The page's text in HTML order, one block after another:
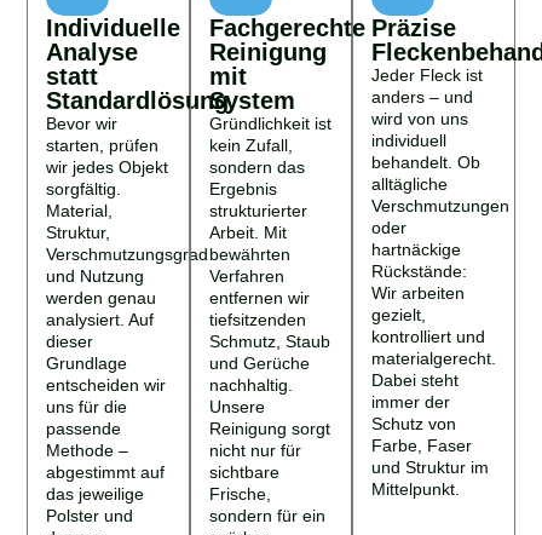
Individuelle
Analyse
statt
Standardlösung
Bevor wir
starten, prüfen
wir jedes Objekt
sorgfältig.
Material,
Struktur,
Verschmutzungsgrad
und Nutzung
werden genau
analysiert. Auf
dieser
Grundlage
entscheiden wir
uns für die
passende
Methode –
abgestimmt auf
das jeweilige
Polster und
Fachgerechte
Reinigung
mit
System
Gründlichkeit ist
kein Zufall,
sondern das
Ergebnis
strukturierter
Arbeit. Mit
bewährten
Verfahren
entfernen wir
tiefsitzenden
Schmutz, Staub
und Gerüche
nachhaltig.
Unsere
Reinigung sorgt
nicht nur für
sichtbare
Frische,
sondern für ein
Präzise
Jeder Fleck ist
anders – und
wird von uns
individuell
behandelt. Ob
alltägliche
Verschmutzungen
oder
hartnäckige
Rückstände:
Wir arbeiten
gezielt,
kontrolliert und
materialgerecht.
Dabei steht
immer der
Schutz von
Farbe, Faser
und Struktur im
Mittelpunkt.